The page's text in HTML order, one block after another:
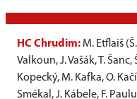
HC Chrudim: M. Etflaiš
Valkoun, J. Vašák, T.
Kopecký, M. Kafka, O.
Smékal, J. Kábele, F.